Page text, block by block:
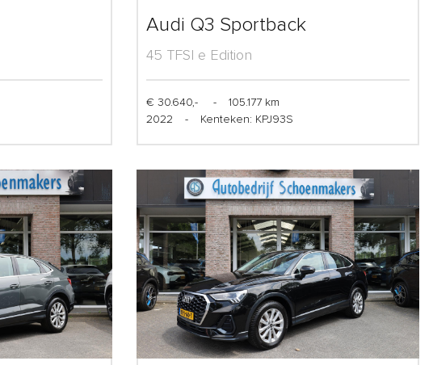
Audi Q3 Sportback
45 TFSI e Edition
€ 30.640,- -
105.177 km
2022
- Kenteken: KPJ93S